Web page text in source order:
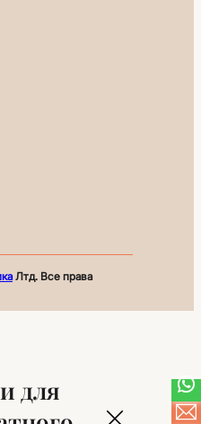
Лтд. Все права
для